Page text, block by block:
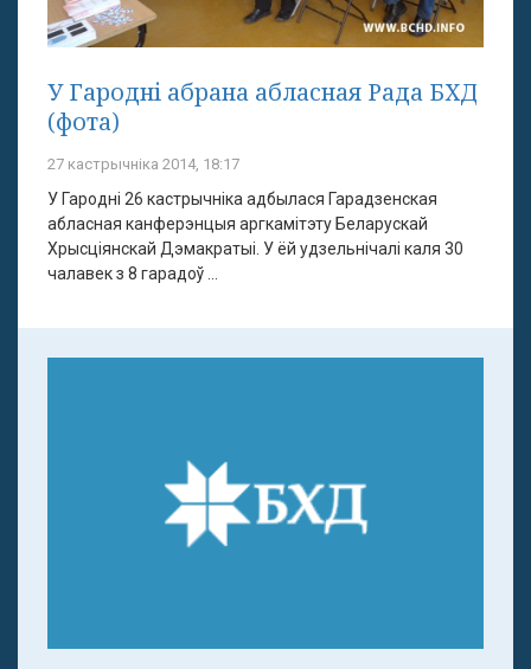
У Гародні абрана абласная Рада БХД
(фота)
27 кастрычніка 2014, 18:17
У Гародні 26 кастрычніка адбылася Гарадзенская
абласная канферэнцыя аргкамітэту Беларускай
Хрысціянскай Дэмакратыі. У ёй удзельнічалі каля 30
чалавек з 8 гарадоў ...